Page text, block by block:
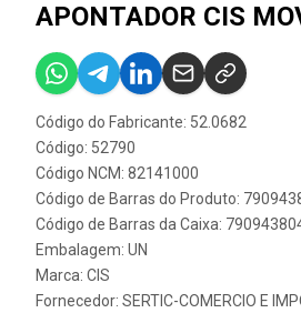
APONTADOR CIS
Código do Fabricante: 52.0682
Código: 52790
Código NCM: 82141000
Código de Barras do Produto:
Código de Barras da Caixa:
Embalagem: UN
Marca: CIS
Fornecedor: SERTIC-COMERCIO E